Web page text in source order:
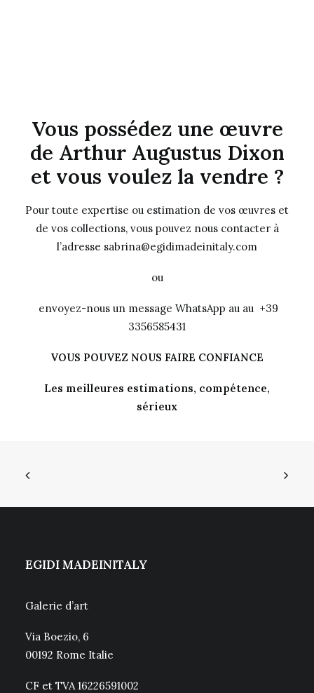
Vous possédez une œuvre
de Arthur Augustus Dixon
et vous voulez la vendre ?
Pour toute expertise ou estimation de vos œuvres et
de vos collections, vous pouvez nous contacter à
l’adresse sabrina@egidimadeinitaly.com
ou
envoyez-nous un message WhatsApp au au +39
3356585431
VOUS POUVEZ NOUS FAIRE CONFIANCE
Les meilleures estimations, compétence,
sérieux
EGIDI MADEINITALY
Galerie d’art
Via Boezio, 6
00192 Rome Italie
CF et TVA 16226591002